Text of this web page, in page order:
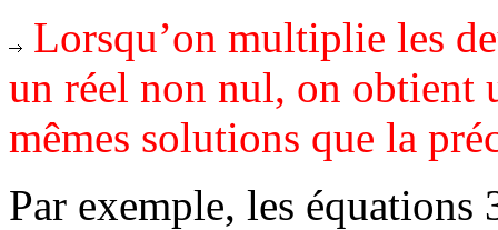
Lorsqu’on multiplie les
un réel non nul, on obtient
mêmes solutions que la
Par exemple, les